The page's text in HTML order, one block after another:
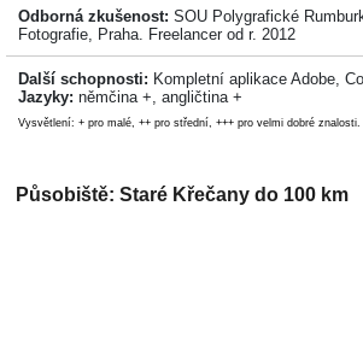
Odborná zkušenost: SOU Polygrafické
Fotografie, Praha. Freelancer od r. 2012
Další schopnosti: Kompletní aplikace Adobe,
Jazyky: němčina +, angličtina +
Vysvětlení: + pro malé, ++ pro střední, +++ pro velmi dobré znalosti.
Působiště: Staré Křečany do 100 km